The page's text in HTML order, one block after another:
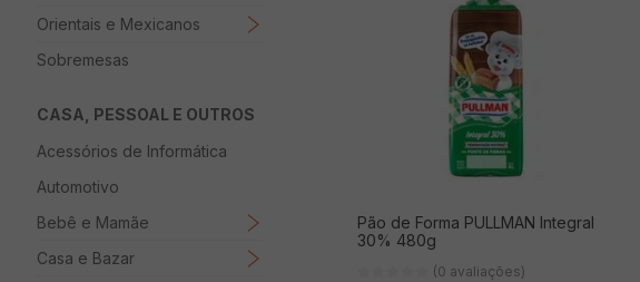
Orientais e Mexicanos
Sobremesas
CASA, PESSOAL E OUTROS
Acessórios de Informática
Automotivo
Bebê e Mamãe
Casa e Bazar
Pão de Forma PULLMAN Integral
30% 480g
(0 avaliações)